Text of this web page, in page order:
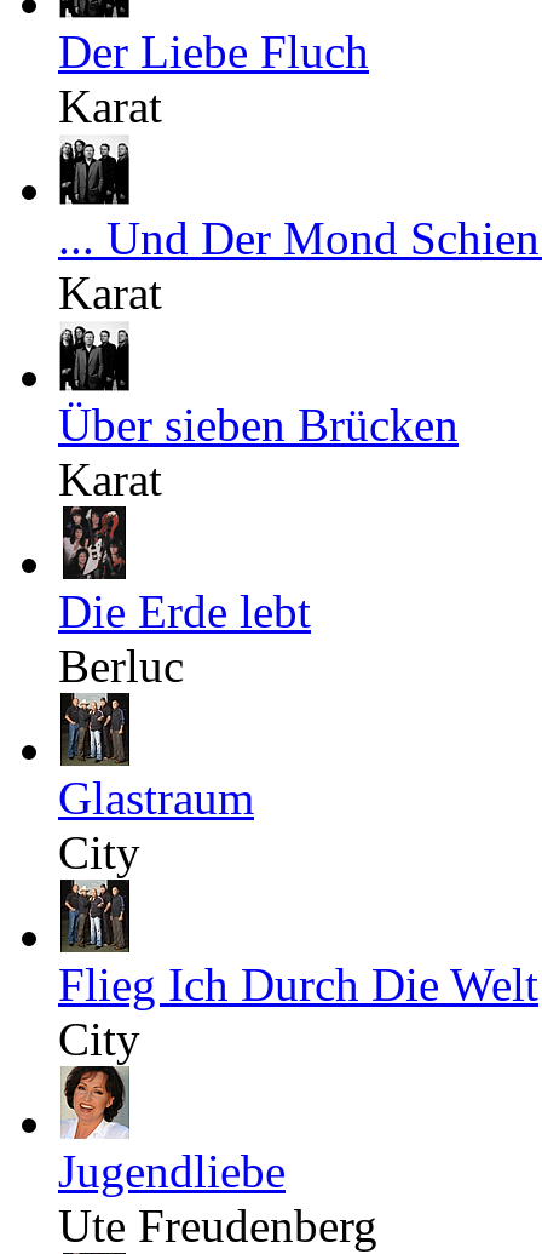
Der Liebe Fluch
Karat
... Und Der Mond
Karat
Über sieben Brücken
Karat
Die Erde lebt
Berluc
Glastraum
City
Flieg Ich Durch Die Welt
City
Jugendliebe
Ute Freudenberg